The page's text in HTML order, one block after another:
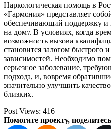
Наркологическая помощь в
«Гармония» представляет
обеспечивающий поддержку и
на дому. В условиях, когда
возможность вызова
становится залогом быстрого
зависимостей. Необходимо
серьезное заболевание,
подхода, и, вовремя
значительно улучшить
близких.
Post Views: 416
Помогите проекту,